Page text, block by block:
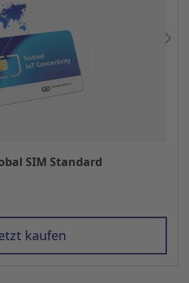
SIM Standard
kaufen